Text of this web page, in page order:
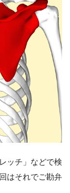
ッチ」などで検
はそれでご勘弁